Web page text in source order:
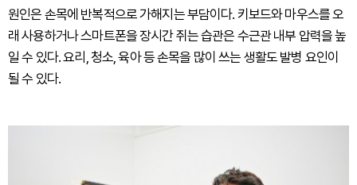
원인은 손목에 반복적으로 가해지는 부담이다. 키보드와 마우스를 오
래 사용하거나 스마트폰을 장시간 쥐는 습관은 수근관 내부 압력을 높
일 수 있다. 요리, 청소, 육아 등 손목을 많이 쓰는 생활도 발병 요인이
될 수 있다.